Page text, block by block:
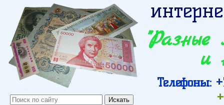
и
Телефоны: